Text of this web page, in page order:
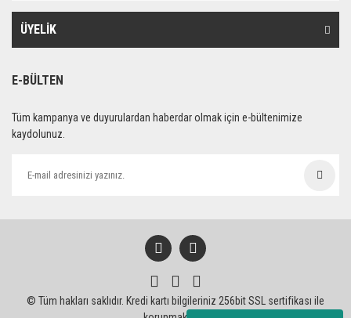
ÜYELİK
E-BÜLTEN
Tüm kampanya ve duyurulardan haberdar olmak için e-bültenimize
kaydolunuz.
© Tüm hakları saklıdır. Kredi kartı bilgileriniz 256bit SSL sertifikası ile